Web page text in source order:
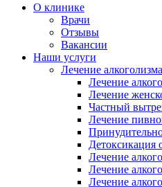
О клинике
Врачи
Отзывы
Вакансии
Наши услуги
Лечение алкоголизма
Лечение
Лечение
Частный
Лечение
Детоксикация
Лечение
Лечение
Лечение